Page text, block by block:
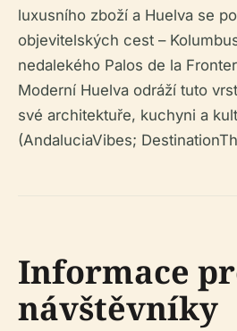
luxusního zboží a Huelva se
objevitelských cest –
nedalekého Palos de la
Moderní Huelva odráží tuto
své architektuře, kuchyni a
(AndaluciaVibes;
Informace
návštěvníky